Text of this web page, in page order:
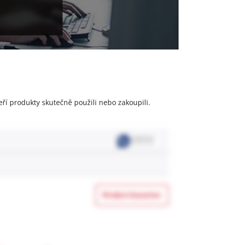
produkty skutečně použili nebo zakoupili.